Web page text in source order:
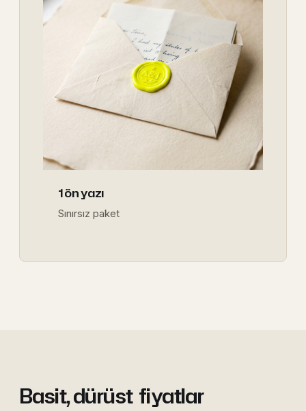
1 ön yazı
Sınırsız paket
Basit, dürüst fiyatlar